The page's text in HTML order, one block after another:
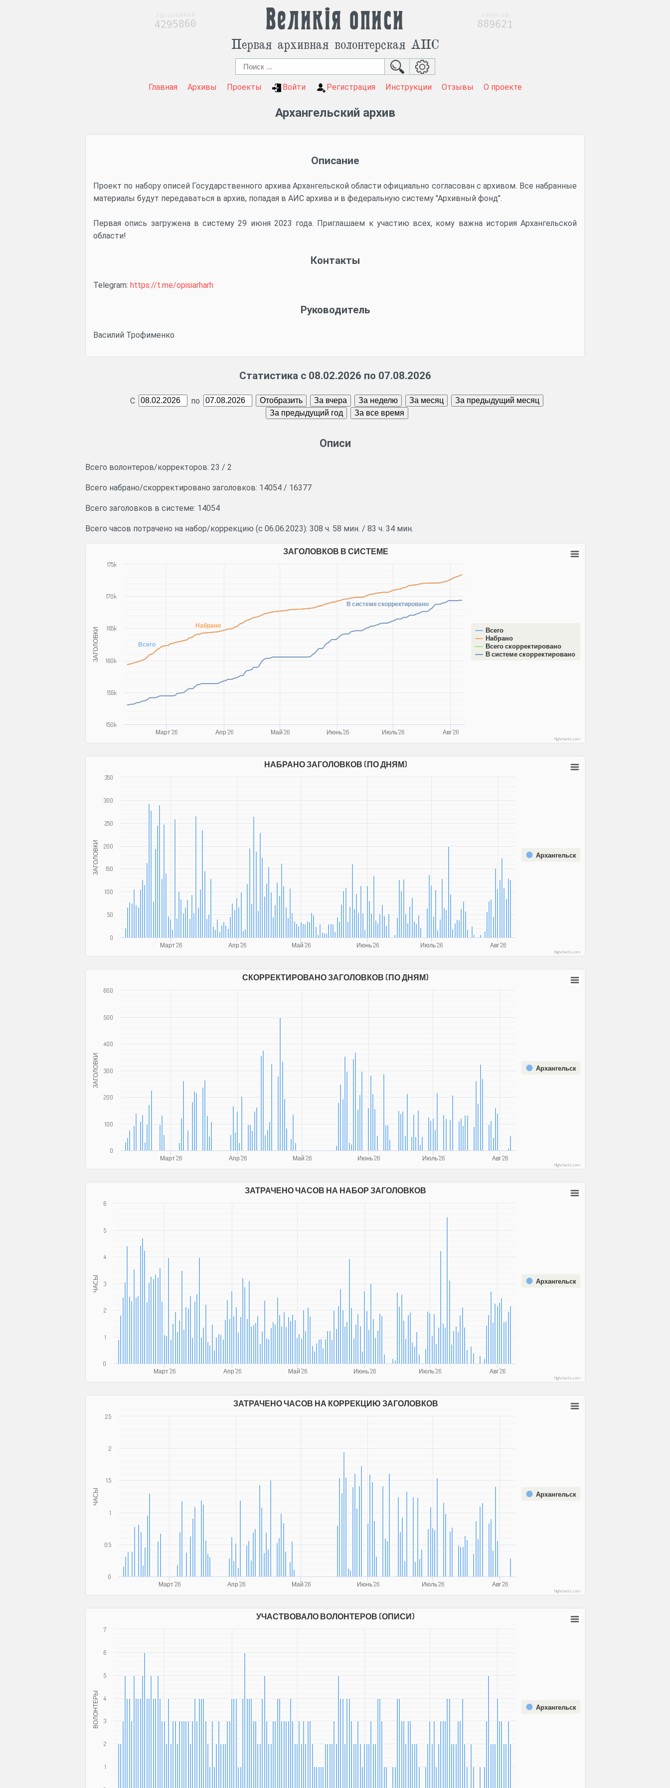
Великія описи
Первая архивная волонтерская АИС
Главная Архивы Проекты Войти Регистрация Инструкции Отзывы О проекте
Архангельский архив
Описание
Проект по набору описей Государственного архива Архангельской области официально согласован с архивом. Все набранные
материалы будут передаваться в архив, попадая в АИС архива и в федеральную систему "Архивный фонд".
Первая опись загружена в систему 29 июня 2023 года. Приглашаем к участию всех, кому важна история Архангельской
области!
Контакты
Telegram: https://t.me/opisiarharh
Руководитель
Василий Трофименко
Статистика с 08.02.2026 по 07.08.2026
С по
Описи
Всего волонтеров/корректоров: 23 / 2
Всего набрано/скорректировано заголовков: 14054 / 16377
Всего заголовков в системе: 14054
Всего часов потрачено на набор/коррекцию (с 06.06.2023): 308 ч. 58 мин. / 83 ч. 34 мин.
ЗАГОЛОВКИ Всего
Набрано
В системе скорректировано
ЗАГОЛОВКОВ В СИСТЕМЕ
Всего
Набрано
Всего скорректировано
В системе скорректировано
Март '26 Апр '26 Май '26 Июнь '26 Июль '26 Авг '26
150k
155k
160k
165k
170k
175k
Highcharts.com
ЗАГОЛОВКИ
НАБРАНО ЗАГОЛОВКОВ (ПО ДНЯМ)
Архангельск
Март '26 Апр '26 Май '26 Июнь '26 Июль '26 Авг '26
0
50
100
150
200
250
300
350
Highcharts.com
ЗАГОЛОВКИ
СКОРРЕКТИРОВАНО ЗАГОЛОВКОВ (ПО ДНЯМ)
Архангельск
Март '26 Апр '26 Май '26 Июнь '26 Июль '26 Авг '26
0
100
200
300
400
500
600
Highcharts.com
ЧАСЫ
ЗАТРАЧЕНО ЧАСОВ НА НАБОР ЗАГОЛОВКОВ
Архангельск
Март '26 Апр '26 Май '26 Июнь '26 Июль '26 Авг '26
0
1
2
3
4
5
6
Highcharts.com
ЧАСЫ
ЗАТРАЧЕНО ЧАСОВ НА КОРРЕКЦИЮ ЗАГОЛОВКОВ
Архангельск
Март '26 Апр '26 Май '26 Июнь '26 Июль '26 Авг '26
0
0.5
1
1.5
2
2.5
Highcharts.com
ВОЛОНТЕРЫ
УЧАСТВОВАЛО ВОЛОНТЕРОВ (ОПИСИ)
Архангельск
1
2
3
4
5
6
7
4295860 889621